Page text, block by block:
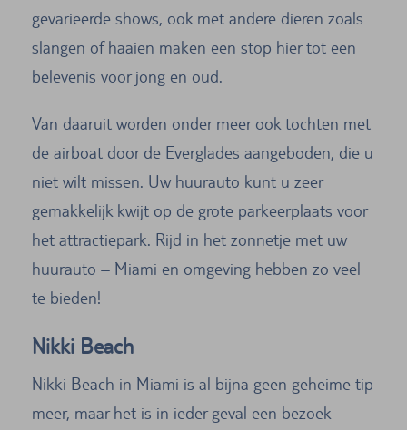
gevarieerde shows, ook met andere dieren zoals
slangen of haaien maken een stop hier tot een
belevenis voor jong en oud.
Van daaruit worden onder meer ook tochten met
de airboat door de Everglades aangeboden, die u
niet wilt missen. Uw huurauto kunt u zeer
gemakkelijk kwijt op de grote parkeerplaats voor
het attractiepark. Rijd in het zonnetje met uw
huurauto – Miami en omgeving hebben zo veel
te bieden!
Nikki Beach
Nikki Beach in Miami is al bijna geen geheime tip
meer, maar het is in ieder geval een bezoek